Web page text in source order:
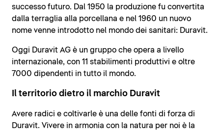
successo futuro. Dal 1950 la produzione fu convertita
dalla terraglia alla porcellana e nel 1960 un nuovo
nome venne introdotto nel mondo dei sanitari: Duravit.
Oggi Duravit AG è un gruppo che opera a livello
internazionale, con 11 stabilimenti produttivi e oltre
7000 dipendenti in tutto il mondo.
Il territorio dietro il marchio Duravit
Avere radici e coltivarle è una delle fonti di forza di
Duravit. Vivere in armonia con la natura per noi è la